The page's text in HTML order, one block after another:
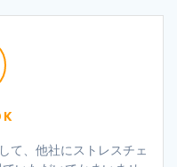
て、他社にストレスチェ